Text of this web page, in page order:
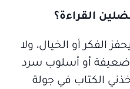
القراءة؟
الفكر أو الخيال، ولا
ضعيفة أو أسلوب سرد
الكتاب في جولة